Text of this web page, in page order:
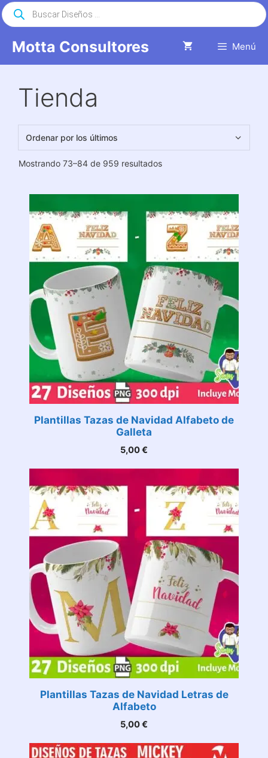
Saltar
al
Motta Consultores Menú
Búsqueda
de
productos
Tienda
Mostrando 73–84 de 959 resultadosOrdenado
Plantillas Tazas de Navidad Alfabeto de
Galleta
5,00€
Plantillas Tazas de Navidad Letras de
Alfabeto
5,00€